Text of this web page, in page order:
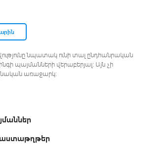
նպատակ ունի տալ ընդհանրական
պայմանների վերաբերյալ։ Այն չի
առաջարկ։